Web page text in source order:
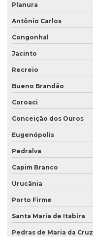
Planura
Antônio Carlos
Congonhal
Jacinto
Recreio
Bueno Brandão
Coroaci
Conceição dos Ouros
Eugenópolis
Pedralva
Capim Branco
Urucânia
Porto Firme
Santa Maria de Itabira
Pedras de Maria da Cruz